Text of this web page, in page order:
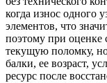
когда износ одного
элементов, что
поэтому при оценке
текущую поломку,
балки, ее возраст,
ресурс после